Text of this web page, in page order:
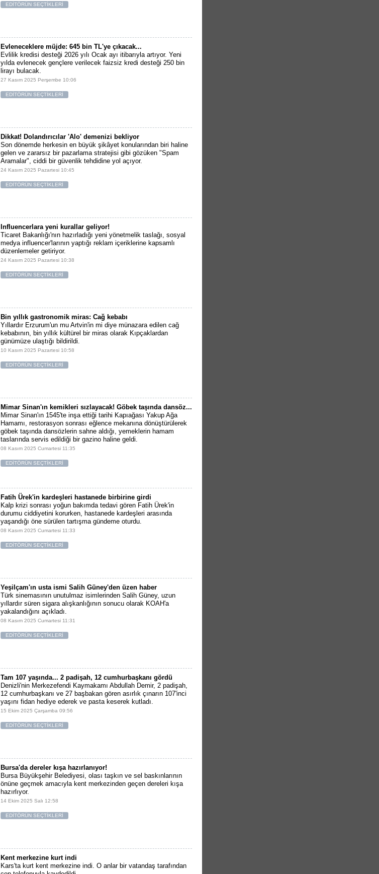
EDİTÖRÜN SEÇTİKLERİ
Evleneceklere müjde: 645 bin TL'ye çıkacak...
Evlilik kredisi desteği 2026 yılı Ocak ayı itibarıyla artıyor. Yeni
yılda evlenecek gençlere verilecek faizsiz kredi desteği 250 bin
lirayı bulacak.
27 Kasım 2025 Perşembe 10:06
EDİTÖRÜN SEÇTİKLERİ
Dikkat! Dolandırıcılar 'Alo' demenizi bekliyor
Son dönemde herkesin en büyük şikâyet konularından biri haline
gelen ve zararsız bir pazarlama stratejisi gibi gözüken "Spam
Aramalar", ciddi bir güvenlik tehdidine yol açıyor.
24 Kasım 2025 Pazartesi 10:45
EDİTÖRÜN SEÇTİKLERİ
Influencerlara yeni kurallar geliyor!
Ticaret Bakanlığı'nın hazırladığı yeni yönetmelik taslağı, sosyal
medya influencer'larının yaptığı reklam içeriklerine kapsamlı
düzenlemeler getiriyor.
24 Kasım 2025 Pazartesi 10:38
EDİTÖRÜN SEÇTİKLERİ
Bin yıllık gastronomik miras: Cağ kebabı
Yıllardır Erzurum'un mu Artvin'in mi diye münazara edilen cağ
kebabının, bin yıllık kültürel bir miras olarak Kıpçaklardan
günümüze ulaştığı bildirildi.
10 Kasım 2025 Pazartesi 10:58
EDİTÖRÜN SEÇTİKLERİ
Mimar Sinan'ın kemikleri sızlayacak! Göbek taşında dansöz...
Mimar Sinan'ın 1545'te inşa ettiği tarihi Kapıağası Yakup Ağa
Hamamı, restorasyon sonrası eğlence mekanına dönüştürülerek
göbek taşında dansözlerin sahne aldığı, yemeklerin hamam
taslarında servis edildiği bir gazino haline geldi.
08 Kasım 2025 Cumartesi 11:35
EDİTÖRÜN SEÇTİKLERİ
Fatih Ürek'in kardeşleri hastanede birbirine girdi
Kalp krizi sonrası yoğun bakımda tedavi gören Fatih Ürek'in
durumu ciddiyetini korurken, hastanede kardeşleri arasında
yaşandığı öne sürülen tartışma gündeme oturdu.
08 Kasım 2025 Cumartesi 11:33
EDİTÖRÜN SEÇTİKLERİ
Yeşilçam'ın usta ismi Salih Güney'den üzen haber
Türk sinemasının unutulmaz isimlerinden Salih Güney, uzun
yıllardır süren sigara alışkanlığının sonucu olarak KOAH'a
yakalandığını açıkladı.
08 Kasım 2025 Cumartesi 11:31
EDİTÖRÜN SEÇTİKLERİ
Tam 107 yaşında... 2 padişah, 12 cumhurbaşkanı gördü
Denizli'nin Merkezefendi Kaymakamı Abdullah Demir, 2 padişah,
12 cumhurbaşkanı ve 27 başbakan gören asırlık çınarın 107'inci
yaşını fidan hediye ederek ve pasta keserek kutladı.
15 Ekim 2025 Çarşamba 09:56
EDİTÖRÜN SEÇTİKLERİ
Bursa'da dereler kışa hazırlanıyor!
Bursa Büyükşehir Belediyesi, olası taşkın ve sel baskınlarının
önüne geçmek amacıyla kent merkezinden geçen dereleri kışa
hazırlıyor.
14 Ekim 2025 Salı 12:58
EDİTÖRÜN SEÇTİKLERİ
Kent merkezine kurt indi
Kars'ta kurt kent merkezine indi. O anlar bir vatandaş tarafından